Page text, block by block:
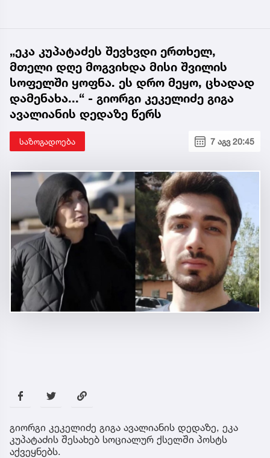
„ეკა კუპატაძეს შევხვდი ერთხელ,
მთელი დღე მოგვიხდა მისი შვილის
სოფელში ყოფნა. ეს დრო მეყო, ცხადად
დამენახა...“ - გიორგი კეკელიძე გიგა
ავალიანის დედაზე წერს
საზოგადოება 7 აგვ 20:45
გიორგი კეკელიძე გიგა ავალიანის დედაზე, ეკა
კუპატაძის შესახებ სოციალურ ქსელში პოსტს
აქვეყნებს.